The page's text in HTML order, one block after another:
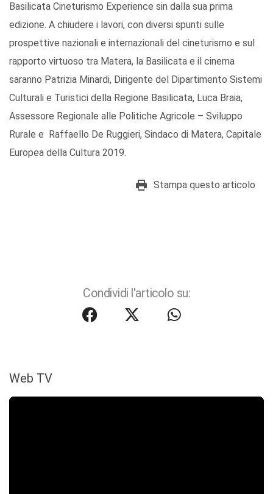
Basilicata Cineturismo Experience sin dalla sua prima
edizione. A chiudere i lavori, con diversi spunti sulle
prospettive nazionali e internazionali del cineturismo e sul
rapporto virtuoso tra Matera, la Basilicata e il cinema
saranno Patrizia Minardi, Dirigente del Dipartimento Sistemi
Culturali e Turistici della Regione Basilicata, Luca Braia,
Assessore Regionale alle Politiche Agricole – Sviluppo
Rurale e Raffaello De Ruggieri, Sindaco di Matera, Capitale
Europea della Cultura 2019.
Stampa questo articolo
Condividi l'articolo su:
Web TV